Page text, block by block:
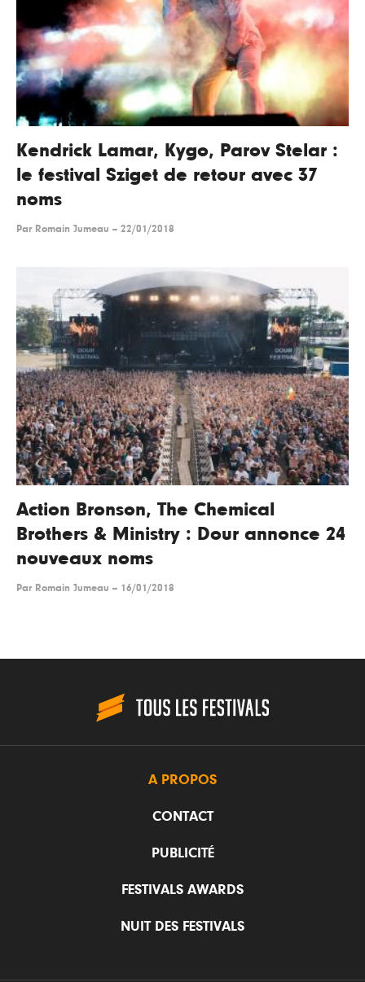
Kendrick Lamar, Kygo, Parov Stelar :
le festival Sziget de retour avec 37
noms
Par Romain Jumeau -- 22/01/2018
Action Bronson, The Chemical
Brothers & Ministry : Dour annonce 24
nouveaux noms
Par Romain Jumeau -- 16/01/2018
A PROPOS
CONTACT
PUBLICITÉ
FESTIVALS AWARDS
NUIT DES FESTIVALS